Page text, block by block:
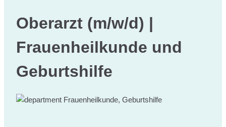
Oberarzt (m/w/d) |
Frauenheilkunde und
Geburtshilfe
Frauenheilkunde, Geburtshilfe